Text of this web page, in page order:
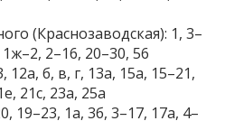
(Краснозаводская): 1, 3–
2–16, 20–30, 56
12а, б, в, г, 13а, 15а, 15–21,
21с, 23а, 25а
19–23, 1а, 3б, 3–17, 17а, 4–